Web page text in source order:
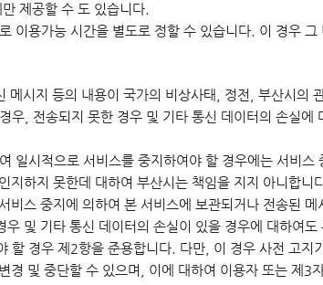
제공할 수 도 있습니다.
이용가능 시간을 별도로 정할 수 있습니다. 이 경우 그
시지 등의 내용이 국가의 비상사태, 정전, 부산시의
우, 전송되지 못한 경우 및 기타 통신 데이터의 손실에
일시적으로 서비스를 중지하여야 할 경우에는 서비스
하지 못한데 대하여 부산시는 책임을 지지 아니합니
비스 중지에 의하여 본 서비스에 보관되거나 전송된
및 기타 통신 데이터의 손실이 있을 경우에 대하여도
경우 제2항을 준용합니다. 다만, 이 경우 사전 고지
및 중단할 수 있으며, 이에 대하여 이용자 또는 제3